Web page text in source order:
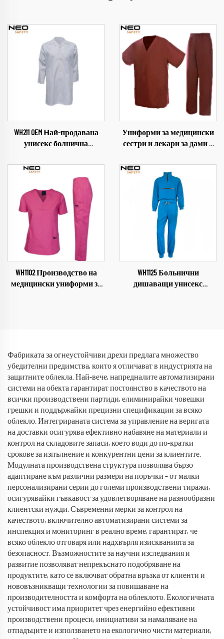
WH211 OEM Най-продавана
унисекс болнична
полиестер, бяла,
многократно използваема,
докторска униформа, смес
от полиестер и памук, бяла
докторска престилка
Униформи за медицински
сестри и лекари за дами и
WH702 с персонализиран
лого, пълно
сублимационно
принтиране, костюми с
къси ръкави, произведено
в Китай
WH1102 Производство на
медицински униформи за
търговска база
WH1125 Больнични
дишаващи унисекс
Фабриката за огнеустойчиви дрехи предлага множество
убедителни предимства, които я отличават в индустрията на
защитните облекла. Най-вече, напредналите автоматизирани
системи на обекта гарантират постоянство в качеството на
всички производствени партиди, елиминирайки човешки
грешки и поддържайки прецизни спецификации за всяко
облекло. Интегрираната система за управление на веригата
на доставки осигурява ефективно набавяне на материали и
контрол на складовите запаси, което води до по-кратки
срокове за изпълнение и конкурентни цени за клиентите.
Модулната производствена структура позволява бързо
адаптиране към различни размери на поръчки – от малки
персонализирани серии до големи производствени тиражи,
осигурявайки гъвкавост за удовлетворяване на разнообразни
клиентски нужди. Съвременни мерки за контрол на
качеството, включително автоматизирани системи за
инспекция и мониторинг в реално време, гарантират, че
всяко облекло отговаря или надхвърля изискванията за
безопасност. Възможностите за научни изследвания и
развитие позволяват непрекъснато подобряване на
продуктите, като се включват обратна връзка от клиенти и
нововъзникващи технологии за повишаване на
производителността и комфорта на облеклото. Екологичната
устойчивост има приоритет чрез енергийно ефективни
производствени процеси, инициативи за намаляване на
отпадъците и използването на екологично чисти материали,